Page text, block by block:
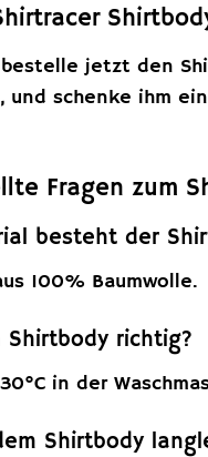
jetzt den
schenke ihm
Fragen zum
besteht der
100% Baumwolle.
richtig?
in der
Shirtbody